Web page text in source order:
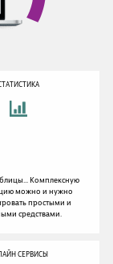
Комплексную
можно и нужно
простыми и
средствами.
СЕРВИСЫ